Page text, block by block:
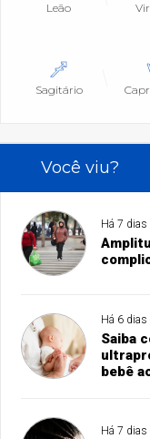
Leão
Sagitário
Você viu?
Há 7 dias
Há 6 dias
Saiba
bebê
Há 7 dias